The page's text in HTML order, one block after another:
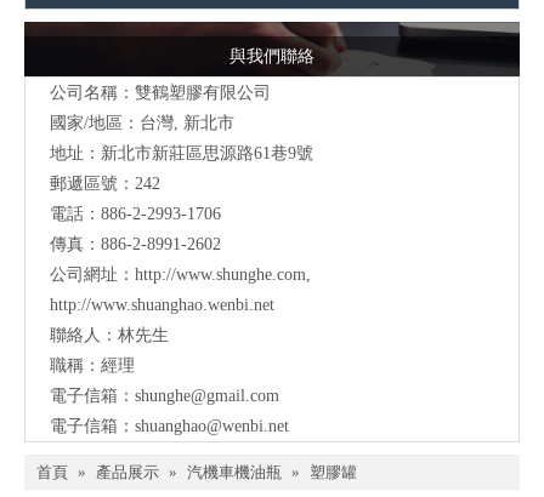
與我們聯絡
公司名稱：雙鶴塑膠有限公司
國家/地區：台灣, 新北市
地址： 新北市新莊區思源路61巷9號
郵遞區號：242
電話：886-2-2993-1706
傳真：886-2-8991-2602
公司網址： http://www.shunghe.com,
http://www.shuanghao.wenbi.net
聯絡人：林先生
職稱：經理
電子信箱： shunghe@gmail.com
電子信箱： shuanghao@wenbi.net
首頁 » 產品展示 » 汽機車機油瓶 » 塑膠罐